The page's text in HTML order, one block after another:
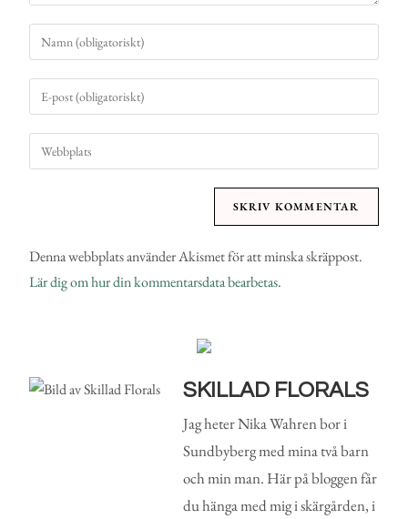
Denna webbplats använder Akismet för att minska skräppost.
Lär dig om hur din kommentarsdata bearbetas.
SKILLAD FLORALS
Jag heter Nika Wahren bor i
Sundbyberg med mina två barn
och min man. Här på bloggen får
du hänga med mig i skärgården, i